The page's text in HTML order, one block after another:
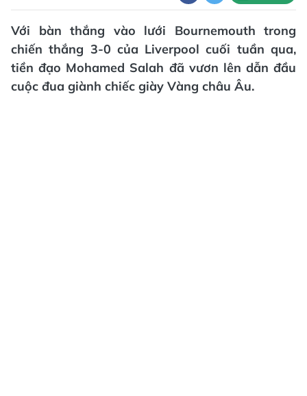
Với bàn thắng vào lưới Bournemouth trong
chiến thắng 3-0 của Liverpool cuối tuần qua,
tiền đạo Mohamed Salah đã vươn lên dẫn đầu
cuộc đua giành chiếc giày Vàng châu Âu.